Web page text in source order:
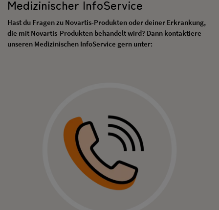
Medizinischer InfoService
Hast du Fragen zu Novartis-Produkten oder deiner Erkrankung,
die mit Novartis-Produkten behandelt wird? Dann kontaktiere
unseren Medizinischen InfoService gern unter: